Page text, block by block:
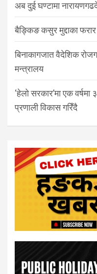
अब दुई घण्टामा
बैङ्किङ कसुर मुद्दाका फरार
बिनाकागजात वैदेशिक
मन्त्रालय
‘हेलो सरकार’मा एक
प्रणाली विकास गरिँदै